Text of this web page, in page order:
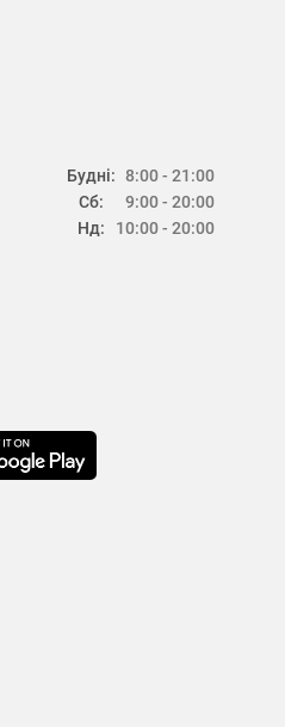
Будні:
Сб:
Нд:
8:00 - 21:00
9:00 - 20:00
10:00 - 20:00